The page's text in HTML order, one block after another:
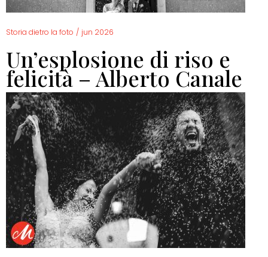
Storia dietro la foto / jun 2026
Un’esplosione di riso e
felicità – Alberto Canale